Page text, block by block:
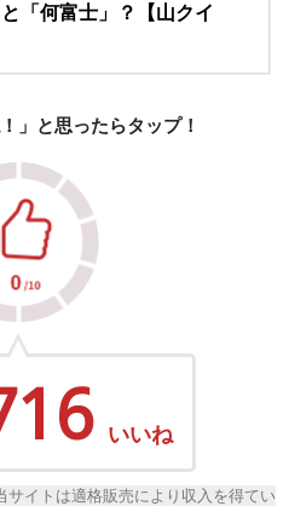
「何富士」？【山クイ
」と思ったらタップ！
いいね
イトは適格販売により収入を得てい